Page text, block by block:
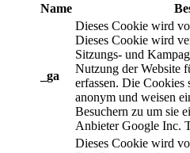
Name
_ga
Dieses Cookie wird
Dieses Cookie wird
Sitzungs- und
Nutzung der Website
erfassen. Die Cookies
anonym und weisen
Besuchern zu um sie
Anbieter Google Inc.
Dieses Cookie wird